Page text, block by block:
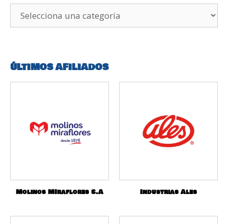
ÚLTIMOS AFILIADOS
Molinos MIraflores S.A Industrias Ales